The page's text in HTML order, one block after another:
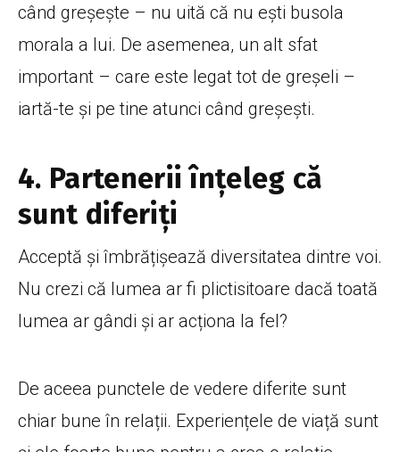
când greșește – nu uită că nu ești busola
morala a lui. De asemenea, un alt sfat
important – care este legat tot de greșeli –
iartă-te și pe tine atunci când greșești.
4. Partenerii înțeleg că
sunt diferiți
Acceptă și îmbrățișează diversitatea dintre voi.
Nu crezi că lumea ar fi plictisitoare dacă toată
lumea ar gândi și ar acționa la fel?
De aceea punctele de vedere diferite sunt
chiar bune în relații. Experiențele de viață sunt